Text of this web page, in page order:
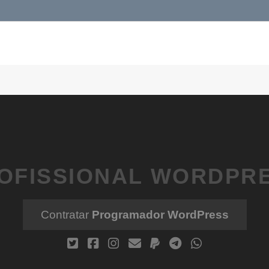
Contratar Programador WordPress